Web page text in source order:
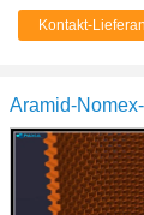
für
Kontakt-
Aramid-